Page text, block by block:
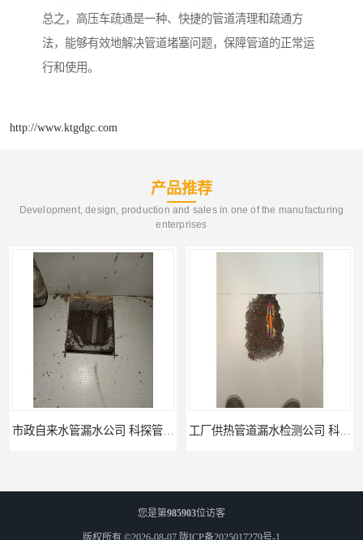
总之，高压车疏通是一种、快捷的管道清理和疏通方
法，能够有效地解决管道堵塞问题，保障管道的正常运
行和使用。
http://www.ktgdgc.com
产品推荐
Development, design, production and sales in one of the manufacturing
enterprises
公司仪器测漏电话 科探管道工程
您是第985903位访客
版权所有 ©2026-08-07 陇ICP备2025017279号-1